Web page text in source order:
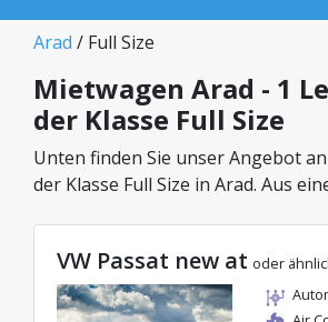
Arad / Full Size
Mietwagen Arad - 1
der Klasse Full Size
Unten finden Sie unser Angebot
der Klasse Full Size in Arad. Aus
gewählten Kategorie wählen, mit
Preisen ab nur 67€/Tag.
VW Passat new at oder